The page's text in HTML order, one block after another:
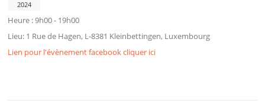
2024
Heure :9h00 - 19h00
Lieu: 1 Rue de Hagen, L-8381 Kleinbettingen, Luxembourg
Lien pour l'évènement facebook cliquer ici